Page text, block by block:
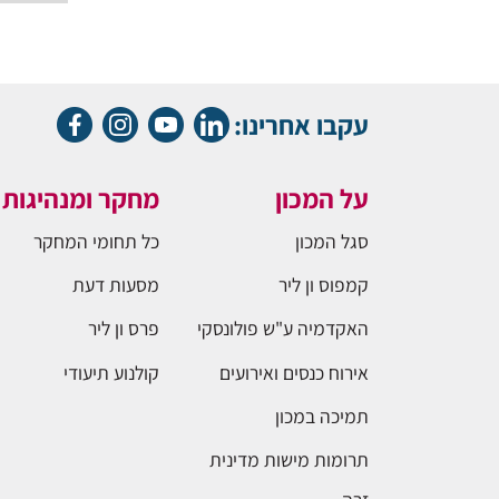
עקבו אחרינו:
על המכון
סגל המכון
קמפוס ון ליר
האקדמיה ע"ש פולונסקי
אירוח כנסים ואירועים
תמיכה במכון
תרומות מישות מדינית
מחקר ומנהיגות
כל תחומי המחקר
מסעות דעת
פרס ון ליר
קולנוע תיעודי